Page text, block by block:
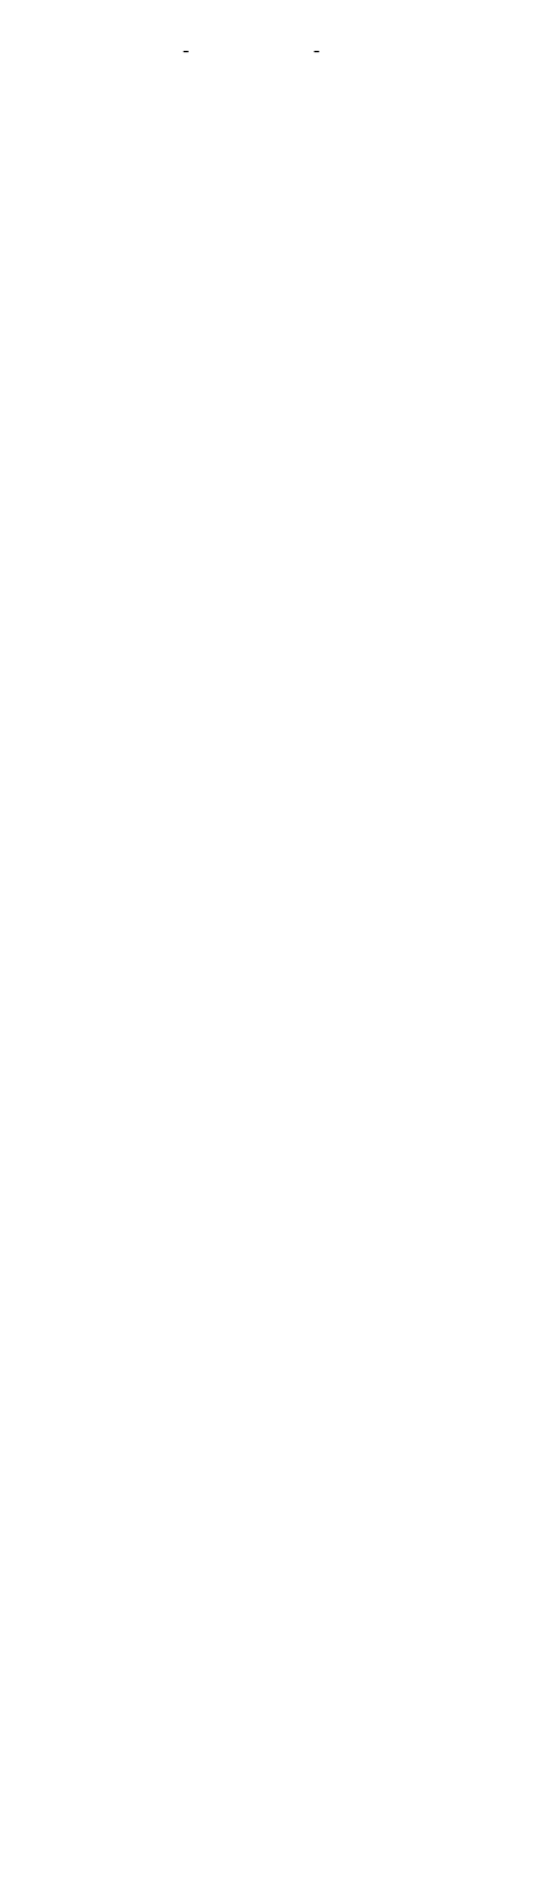
- -